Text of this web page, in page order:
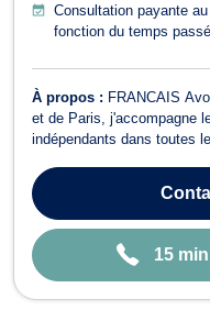
Consultation payante
fonction du temps passé
À propos : FRANCAIS
et de Paris, j'accompagne
indépendants dans toutes
mon expertise au service
constants : réactivité e...
15